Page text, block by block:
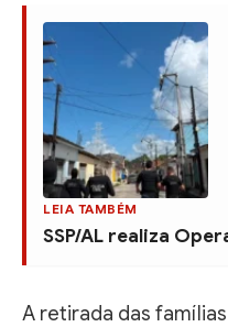
LEIA TAMBÉM
SSP/AL realiza
A retirada das